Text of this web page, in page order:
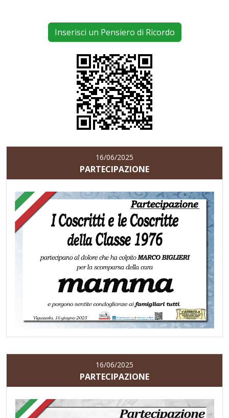
Inserisci un Pensiero di Ricordo
16/06/2025
PARTECIPAZIONE
16/06/2025
PARTECIPAZIONE